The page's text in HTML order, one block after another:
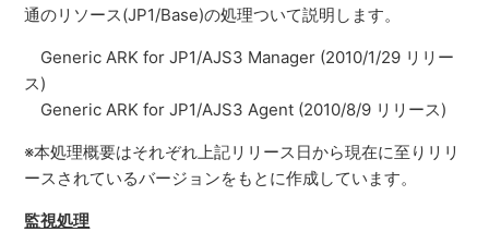
通のリソース(JP1/Base)の処理ついて説明します。
Generic ARK for JP1/AJS3 Manager (2010/1/29 リリー
ス)
Generic ARK for JP1/AJS3 Agent (2010/8/9 リリース)
※本処理概要はそれぞれ上記リリース日から現在に至りリリ
ースされているバージョンをもとに作成しています。
監視処理